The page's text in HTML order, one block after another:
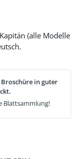
(alle Modelle
Broschüre in guter
Blattsammlung!